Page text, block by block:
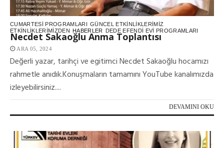
CUMARTESI PROGRAMLARI GÜNCEL ETKINLIKLERIMIZ
ETKINLIKLERIMIZDEN HABERLER DEDE EFENDI EVI PROGRAMLARI
Necdet Sakaoğlu Anma Toplantısı
ARA 05, 2024
Değerli yazar, tarihçi ve egitimci Necdet Sakaoğlu hocamızı
rahmetle anıdık.Konuşmaların tamamını YouTube kanalımızda
izleyebilirsiniz....
DEVAMINI OKU